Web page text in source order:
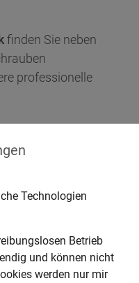
finden Sie neben
professionelle
für höchste
und
Märklen
Technologien
Betrieb
und können nicht
werden nur mir